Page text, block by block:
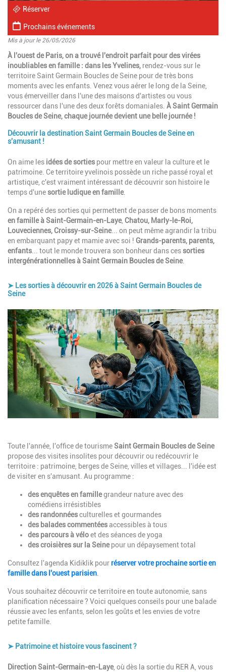
Réserver
Prochains événements
Mis à jour le 26/05/2026
Introduction
À l'ouest de Paris, on a trouvé l'endroit parfait pour des virées
inoubliables en famille : dans les Yvelines, rendez-vous sur le
territoire Saint Germain Boucles de Seine pour de très bons
moments avec les enfants. Venez vous aérer le long de la Seine,
vous émerveiller dans l'une des maisons d'artistes ou vous
ressourcer dans l'une des deux forêts domaniales. À Saint Germain
Boucles de Seine, chaque journée devient une belle journée !
Paragraphes
Découvrir la destination Saint Germain Boucles de Seine en
s'amusant !
Description
On aime les idées de sorties pour mettre en valeur la culture et le
patrimoine. Ce territoire yvelinois possède un riche passé royal et
artistique, c'est vraiment intéressant de découvrir son histoire le
temps d'unesortie ludique en famille.
On a repéré des sorties qui permettent de passer de bons moments
en famille à Saint-Germain-en-Laye, Chatou, Marly-le-Roi,
Louveciennes, Croissy-sur-Seine... on peut même agrandir la tribu
en embarquant papy et mamie avec soi ! Grands-parents, parents,
enfants ... tout le monde trouvera son bonheur dans cessorties
intergénérationnelles à Saint Germain Boucles de Seine.
➤ Les sorties à découvrir en 2026 à Saint Germain Boucles de
Seine
Image
Description
Toute l'année, l'office de tourisme Saint Germain Boucles de Seine
propose des visites insolites pour découvrir ou redécouvrir le
territoire : patrimoine, berges de Seine, villes et villages... l'idée est
de visiter en s'amusant. Au programme :
des enquêtes en famillegrandeur nature avec des
comédiens irrésistibles
des randonnéesculturelles et gourmandes
des balades commentéesaccessibles à tous
des parcours à véloet des séances de yoga
des croisières sur la Seinepour un dépaysement total
Consultez l'agenda Kidiklik pour réserver votre prochaine sortie en
famille dans l'ouest parisien
Vous souhaitez découvrir ce territoire en toute autonomie, sans
planification nécessaire ? Voici quelques conseils pour une balade
réussie avec les enfants, selon les goûts et les envies de votre
petite famille.
➤ Patrimoine et histoire vous fascinent ?
Description
Direction Saint-Germain-en-Laye, où dès la sortie du RER A, vous